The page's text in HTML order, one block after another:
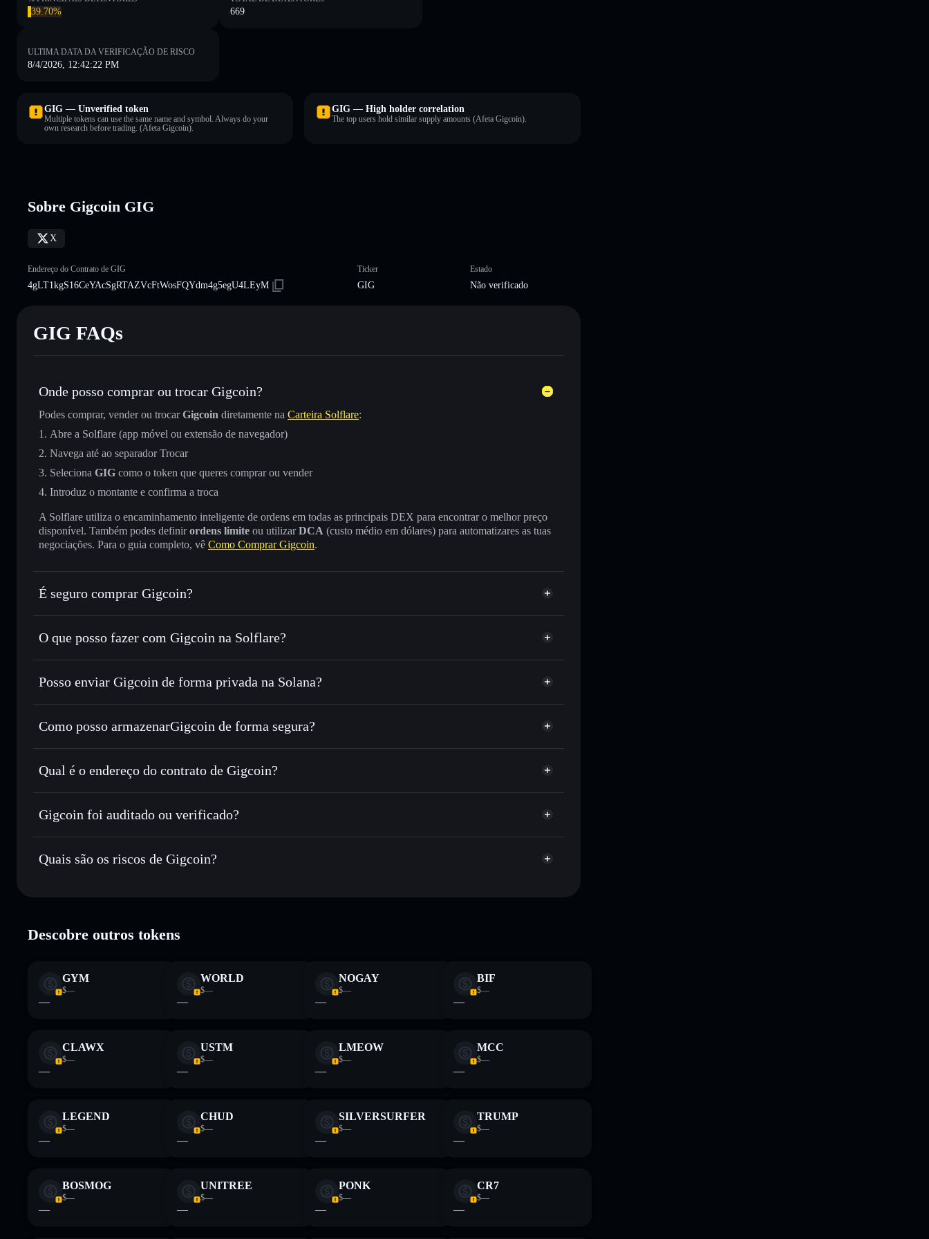
39.70% 669
ULTIMA DATA DA VERIFICAÇÃO DE RISCO
8/4/2026, 12:42:22 PM
GIG — Unverified token
Multiple tokens can use the same name and symbol. Always do your
own research before trading. (Afeta Gigcoin).
GIG — High holder correlation
The top users hold similar supply amounts (Afeta Gigcoin).
Sobre Gigcoin GIG
X
Endereço do Contrato de GIG
4gLT1kgS16CeYAcSgRTAZVcFtWosFQYdm4g5egU4LEyM
Ticker
GIG
Estado
Não verificado
GIG FAQs
Onde posso comprar ou trocar Gigcoin?
Podes comprar, vender ou trocarGigcoin diretamente na Carteira Solflare:
Abre a Solflare (app móvel ou extensão de navegador)
Navega até ao separador Trocar
Seleciona GIG como o token que queres comprar ou vender
Introduz o montante e confirma a troca
A Solflare utiliza o encaminhamento inteligente de ordens em todas as principais DEX para encontrar o melhor preço
disponível. Também podes definirordens limite ou utilizarDCA (custo médio em dólares) para automatizares as tuas
negociações. Para o guia completo, vê Como Comprar Gigcoin.
É seguro comprar Gigcoin?
Gigcoin não está verificado
O que posso fazer com Gigcoin na Solflare?
Gigcoin
Carteira Solflare
Trocar instantaneamente— trocar GIG por SOL, USDC ou milhares de outros tokens Solana com
Utilizar DCA— investir de forma faseada ao longo do tempo em GIG
Enviar de forma privada— transferir GIG sem associar publicamente as carteiras usando o Agregador de
Privacidade integrado da Solflare
Posso enviar Gigcoin de forma privada na Solana?
Agregador de Privacidade
Como posso armazenarGigcoin de forma segura?
Gigcoin carteira não-custodial Solflare
Qual é o endereço do contrato de Gigcoin?
Gigcoin
4gLT1kgS16CeYAcSgRTAZVcFtWosFQYdm4g5egU4LEyM
Carteira Solflare
Gigcoin foi auditado ou verificado?
Gigcoin não está verificado
Quais são os riscos de Gigcoin?
tua pesquisa. Dados fornecidos pelo rugcheck.xyz.
Descobre outros tokens
GYM
$—
—
WORLD
$—
—
NOGAY
$—
—
BIF
$—
—
CLAWX
$—
—
USTM
$—
—
LMEOW
$—
—
MCC
$—
—
LEGEND
$—
—
CHUD
$—
—
SILVERSURFER
$—
—
TRUMP
$—
—
BOSMOG
$—
—
UNITREE
$—
—
PONK
$—
—
CR7
$—
—